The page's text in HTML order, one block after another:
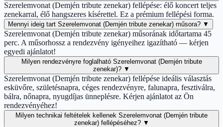
Szerelemvonat (Demjén tribute zenekar) fellépése: élő koncert teljes
zenekarral, élő hangszeres kísérettel. Ez a prémium fellépési forma.
Mennyi ideig tart Szerelemvonat (Demjén tribute zenekar) műsora? ▼
Szerelemvonat (Demjén tribute zenekar) műsorának időtartama 45
perc. A műsorhossz a rendezvény igényeihez igazítható — kérjen
egyedi ajánlatot!
Milyen rendezvényre foglalható Szerelemvonat (Demjén tribute
zenekar)? ▼
Szerelemvonat (Demjén tribute zenekar) fellépése ideális választás
esküvőre, születésnapra, céges rendezvényre, falunapra, fesztiválra,
bálra, nőnapra, nyugdíjas ünneplésre. Kérjen ajánlatot az Ön
rendezvényéhez!
Milyen technikai feltételek kellenek Szerelemvonat (Demjén tribute
zenekar) fellépéséhez? ▼